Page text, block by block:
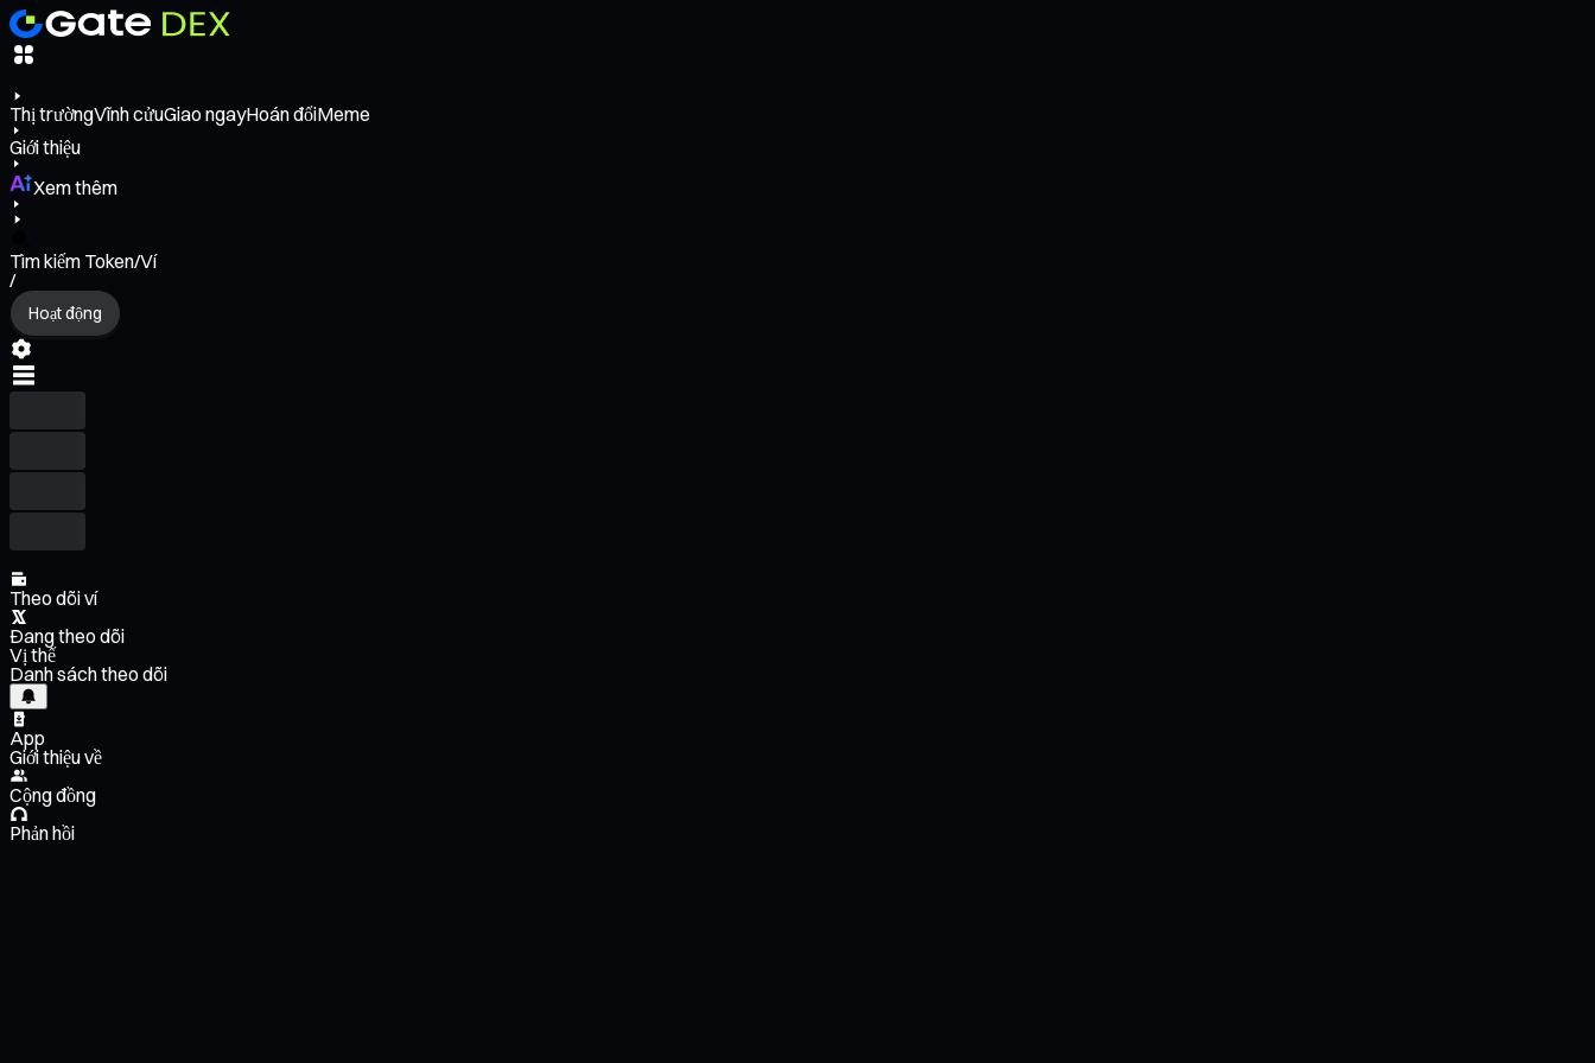
Thị trườngVĩnh cửuGiao ngayHoán đổiMeme
Giới thiệu
Xem thêm
Tìm kiếm Token/Ví
/
Hoạt động
Theo dõi ví
Đang theo dõi
Vị thế
Danh sách theo dõi
App
Giới thiệu về
Cộng đồng
Phản hồi